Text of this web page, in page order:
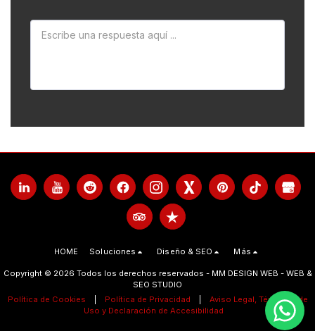
HOME Soluciones Diseño & SEO Más
Copyright © 2026 Todos los derechos reservados - MM DESIGN WEB - WEB &
SEO STUDIO
Política de Cookies
Política de Privacidad
Aviso Legal, Términos de
Uso y Declaración de Accesibilidad